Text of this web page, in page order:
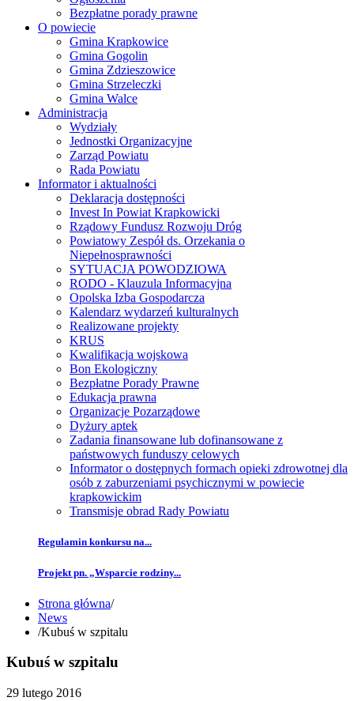
Bezpłatne porady prawne
O powiecie
Gmina Krapkowice
Gmina Gogolin
Gmina Zdzieszowice
Gmina Strzeleczki
Gmina Walce
Administracja
Wydziały
Jednostki Organizacyjne
Zarząd Powiatu
Rada Powiatu
Informator i aktualności
Deklaracja dostępności
Invest In Powiat Krapkowicki
Rządowy Fundusz Rozwoju Dróg
Powiatowy Zespół ds. Orzekania o
Niepełnosprawności
SYTUACJA POWODZIOWA
RODO - Klauzula Informacyjna
Opolska Izba Gospodarcza
Kalendarz wydarzeń kulturalnych
Realizowane projekty
KRUS
Kwalifikacja wojskowa
Bon Ekologiczny
Bezpłatne Porady Prawne
Edukacja prawna
Organizacje Pozarządowe
Dyżury aptek
Zadania finansowane lub dofinansowane z
państwowych funduszy celowych
Informator o dostępnych formach opieki zdrowotnej dla
osób z zaburzeniami psychicznymi w powiecie
krapkowickim
Transmisje obrad Rady Powiatu
Regulamin konkursu na...
Projekt pn. „Wsparcie rodziny...
Strona główna/
News
/Kubuś w szpitalu
Kubuś w szpitalu
29 lutego 2016